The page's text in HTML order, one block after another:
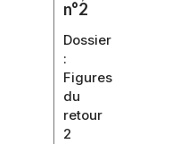
n°2
Dossier
:
Figures
du
retour
2